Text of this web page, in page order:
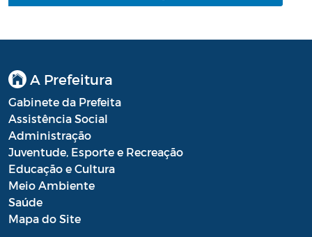
A Prefeitura
Gabinete da Prefeita
Assistência Social
Administração
Juventude, Esporte e Recreação
Educação e Cultura
Meio Ambiente
Saúde
Mapa do Site